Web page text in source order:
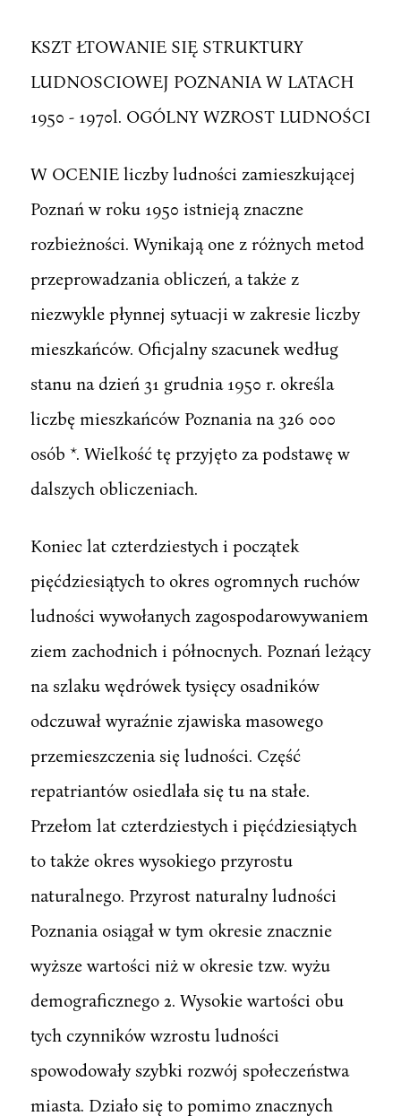
KSZT ŁTOWANIE SIĘ STRUKTURY
LUDNOSCIOWEJ POZNANIA W LATACH
1950 - 1970l. OGÓLNY WZROST LUDNOŚCI
W OCENIE liczby ludności zamieszkującej
Poznań w roku 1950 istnieją znaczne
rozbieżności. Wynikają one z różnych metod
przeprowadzania obliczeń, a także z
niezwykle płynnej sytuacji w zakresie liczby
mieszkańców. Oficjalny szacunek według
stanu na dzień 31 grudnia 1950 r. określa
liczbę mieszkańców Poznania na 326 000
osób *. Wielkość tę przyjęto za podstawę w
dalszych obliczeniach.
Koniec lat czterdziestych i początek
pięćdziesiątych to okres ogromnych ruchów
ludności wywołanych zagospodarowywaniem
ziem zachodnich i północnych. Poznań leżący
na szlaku wędrówek tysięcy osadników
odczuwał wyraźnie zjawiska masowego
przemieszczenia się ludności. Część
repatriantów osiedlała się tu na stałe.
Przełom lat czterdziestych i pięćdziesiątych
to także okres wysokiego przyrostu
naturalnego. Przyrost naturalny ludności
Poznania osiągał w tym okresie znacznie
wyższe wartości niż w okresie tzw. wyżu
demograficznego 2. Wysokie wartości obu
tych czynników wzrostu ludności
spowodowały szybki rozwój społeczeństwa
miasta. Działo się to pomimo znacznych